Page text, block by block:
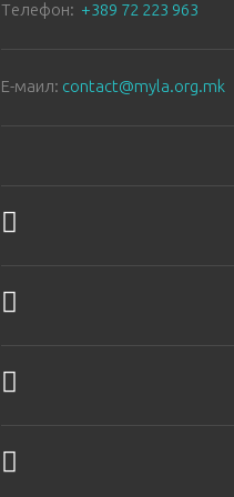
Tелефон: +389 72 223 963
E-маил: contact@myla.org.mk